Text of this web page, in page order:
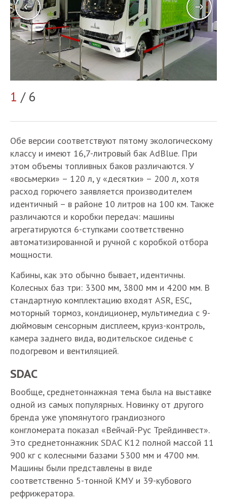
1 / 6
Обе версии соответствуют пятому экологическому
классу и имеют 16,7-литровый бак AdBlue. При
этом объемы топливных баков различаются. У
«восьмерки» – 120 л, у «десятки» – 200 л, хотя
расход горючего заявляется производителем
идентичный – в районе 10 литров на 100 км. Также
различаются и коробки передач: машины
агрегатируются 6-ступками соответственно
автоматизированной и ручной с коробкой отбора
мощности.
Кабины, как это обычно бывает, идентичны.
Колесных баз три: 3300 мм, 3800 мм и 4200 мм. В
стандартную комплектацию входят ASR, ESC,
моторный тормоз, кондиционер, мультимедиа с 9-
дюймовым сенсорным дисплеем, круиз-контроль,
камера заднего вида, водительское сиденье с
подогревом и вентиляцией.
SDAC
Вообще, среднетоннажная тема была на выставке
одной из самых популярных. Новинку от другого
бренда уже упомянутого грандиозного
конгломерата показал «Вейчай-Рус Трейдинвест».
Это среднетоннажник SDAC K12 полной массой 11
900 кг с колесными базами 5300 мм и 4700 мм.
Машины были представлены в виде
соответственно 5-тонной КМУ и 39-кубового
рефрижератора.